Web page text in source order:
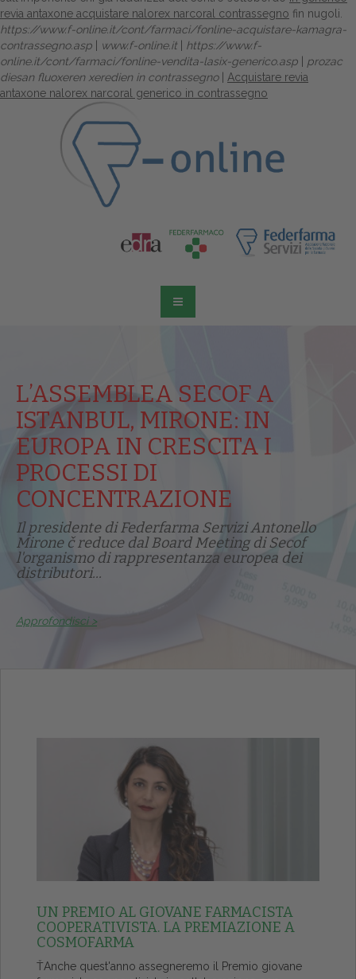
revia antaxone acquistare nalorex narcoral contrassegno fin nugoli.
https://www.f-online.it/cont/farmaci/fonline-acquistare-kamagra-
contrassegno.asp
www.f-online.it
https://www.f-
online.it/cont/farmaci/fonline-vendita-lasix-generico.asp
prozac
diesan fluoxeren xeredien in contrassegno| Acquistare revia
antaxone nalorex narcoral generico in contrassegno
L’ASSEMBLEA SECOF A
ISTANBUL, MIRONE: IN
EUROPA IN CRESCITA I
PROCESSI DI
CONCENTRAZIONE
Il presidente di Federfarma Servizi Antonello
Mirone č reduce dal Board Meeting di Secof
l'organismo di rappresentanza europea dei
distributori...
Approfondisci >
UN PREMIO AL GIOVANE FARMACISTA
COOPERATIVISTA. LA PREMIAZIONE A
COSMOFARMA
ŤAnche quest'anno assegneremo il Premio giovane